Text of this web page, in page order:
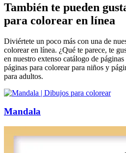
También te pueden
para colorear en línea
Diviértete un poco más con una de
colorear en línea. ¿Qué te parece, te
en nuestro extenso catálogo de
páginas para colorear para niños y
para adultos.
Mandala